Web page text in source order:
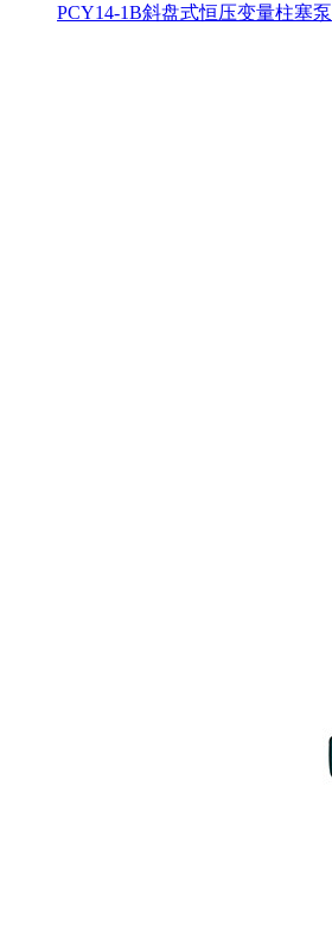
PCY14-1B斜盘式恒压变量柱塞泵